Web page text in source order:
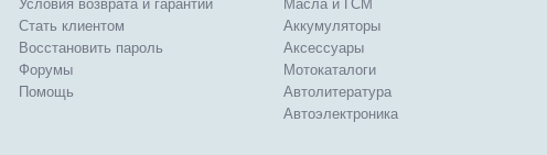
Условия возврата и гарантии
Стать клиентом
Восстановить пароль
Форумы
Помощь
Масла и ГСМ
Аккумуляторы
Аксессуары
Мотокаталоги
Автолитература
Автоэлектроника